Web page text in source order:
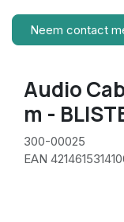
Neem contact
Audio
m -
300-00025
EAN